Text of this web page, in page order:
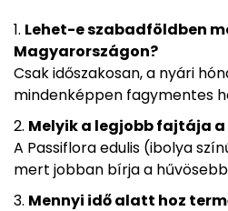
Lehet-e szabadföldben
Magyarországon?
Csak időszakosan, a nyári
mindenképpen fagymentes
Melyik a legjobb fajtája
A Passiflora edulis (ibolya
mert jobban bírja a
Mennyi idő alatt hoz